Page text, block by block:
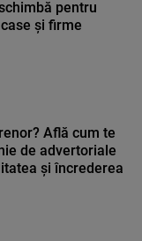
pentru
și firme
Află cum te
de advertoriale
și încrederea